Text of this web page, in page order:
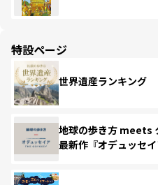
特設ページ
世界遺産ランキング
地球の歩き方 meets
最新作『オデュッセイ